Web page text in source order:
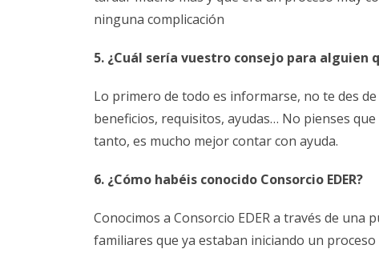
ninguna complicación
5. ¿Cuál sería vuestro consejo para alguien
Lo primero de todo es informarse, no te des
beneficios, requisitos, ayudas… No pienses
tanto, es mucho mejor contar con ayuda.
6. ¿Cómo habéis conocido Consorcio EDER?
Conocimos a Consorcio EDER a través de una
familiares que ya estaban iniciando un